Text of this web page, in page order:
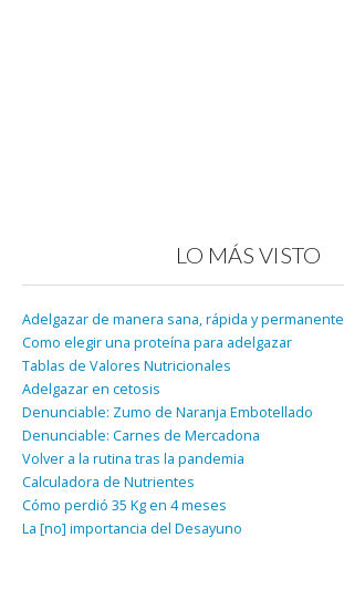
LO MÁS VISTO
Adelgazar de manera sana, rápida y permanente
Como elegir una proteína para adelgazar
Tablas de Valores Nutricionales
Adelgazar en cetosis
Denunciable: Zumo de Naranja Embotellado
Denunciable: Carnes de Mercadona
Volver a la rutina tras la pandemia
Calculadora de Nutrientes
Cómo perdió 35 Kg en 4 meses
La [no] importancia del Desayuno